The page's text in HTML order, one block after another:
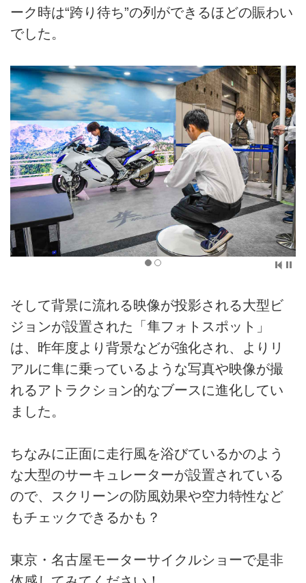
ーク時は“跨り待ち”の列ができるほどの賑わい
でした。
そして背景に流れる映像が投影される大型ビ
ジョンが設置された「隼フォトスポット」
は、昨年度より背景などが強化され、よりリ
アルに隼に乗っているような写真や映像が撮
れるアトラクション的なブースに進化してい
ました。
ちなみに正面に走行風を浴びているかのよう
な大型のサーキュレーターが設置されている
ので、スクリーンの防風効果や空力特性など
もチェックできるかも？
東京・名古屋モーターサイクルショーで是非